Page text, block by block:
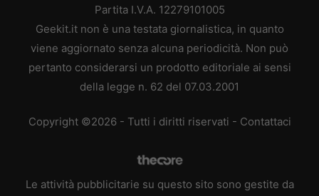
Partita I.V.A. 12279101005
Geekit.it non è una testata giornalistica, in quanto
viene aggiornato senza alcuna periodicità. Non può
pertanto considerarsi un prodotto editoriale ai sensi
della legge n. 62 del 07.03.2001
Copyright ©2026 - Tutti i diritti riservati - Contattaci
Le attività pubblicitarie su questo sito sono gestite da